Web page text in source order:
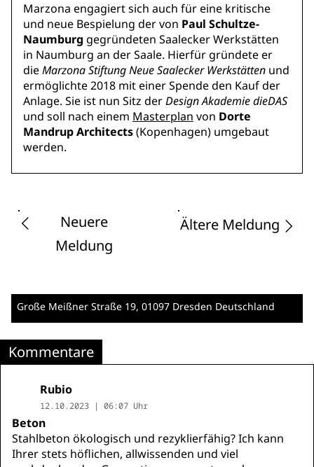
Marzona engagiert sich auch für eine kritische
und neue Bespielung der von Paul Schultze-
Naumburg gegründeten Saalecker Werkstätten
in Naumburg an der Saale. Hierfür gründete er
dieMarzona Stiftung Neue Saalecker Werkstätten und
ermöglichte 2018 mit einer Spende den Kauf der
Anlage. Sie ist nun Sitz derDesign Akademie dieDAS
und soll nach einem Masterplan von Dorte
Mandrup Architects(Kopenhagen) umgebaut
werden.
Neuere
Meldung
Ältere Meldung
Große Meißner Straße 19, 01097 Dresden Deutschland
Kommentare
Rubio
12.10.2023 | 06:07 Uhr
Beton
Stahlbeton ökologisch und rezyklierfähig? Ich kann
Ihrer stets höflichen, allwissenden und viel